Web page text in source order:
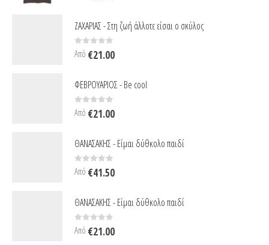
ΖΑΧΑΡΙΑΣ - Στη ζωή άλλοτε είσαι ο σκύλος
0 out of 5
Από €21.00
ΦΕΒΡΟΥΑΡΙΟΣ - Be cool
0 out of 5
Από €21.00
ΘΑΝΑΣΑΚΗΣ - Είμαι δύθκολο παιδί
0 out of 5
Από €41.50
ΘΑΝΑΣΑΚΗΣ - Είμαι δύθκολο παιδί
0 out of 5
Από €21.00